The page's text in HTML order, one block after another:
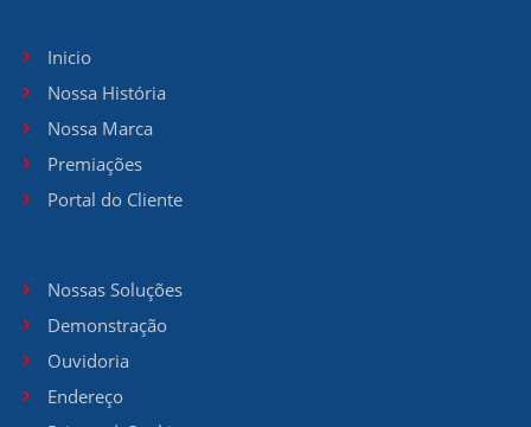
Inicio
Nossa História
Nossa Marca
Premiações
Portal do Cliente
Nossas Soluções
Demonstração
Ouvidoria
Endereço